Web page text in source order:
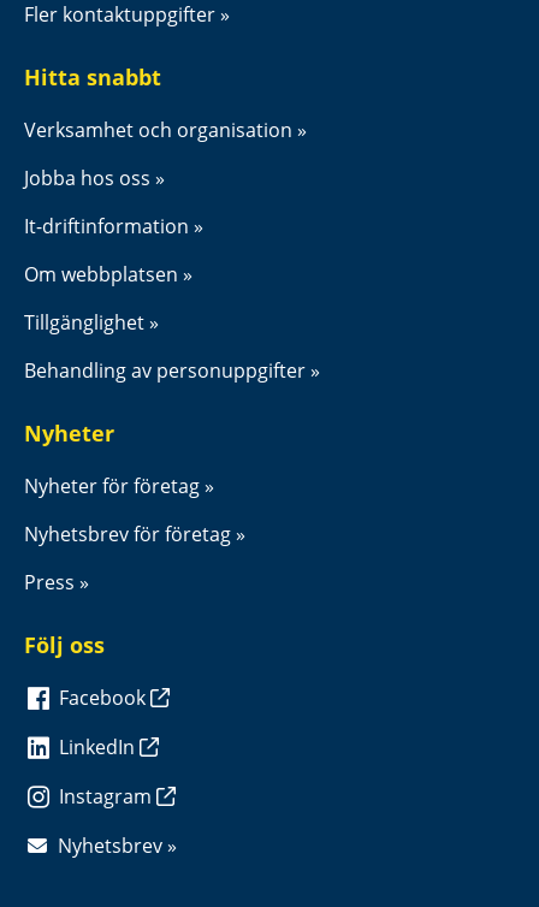
Fler kontaktuppgifter
Hitta snabbt
Verksamhet och organisation
Jobba hos oss
It-driftinformation
Om webbplatsen
Tillgänglighet
Behandling av personuppgifter
Nyheter
Nyheter för företag
Nyhetsbrev för företag
Press
Följ oss
Facebook
LinkedIn
Instagram
Nyhetsbrev